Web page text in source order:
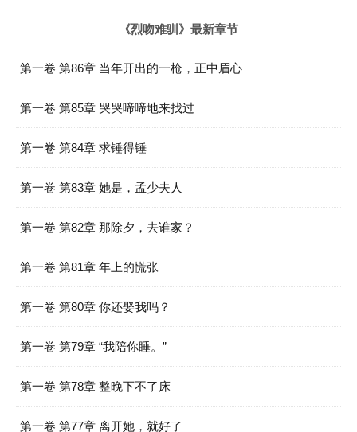
《烈吻难驯》最新章节
第一卷 第86章 当年开出的一枪，正中眉心
第一卷 第85章 哭哭啼啼地来找过
第一卷 第84章 求锤得锤
第一卷 第83章 她是，孟少夫人
第一卷 第82章 那除夕，去谁家？
第一卷 第81章 年上的慌张
第一卷 第80章 你还娶我吗？
第一卷 第79章 “我陪你睡。”
第一卷 第78章 整晚下不了床
第一卷 第77章 离开她，就好了